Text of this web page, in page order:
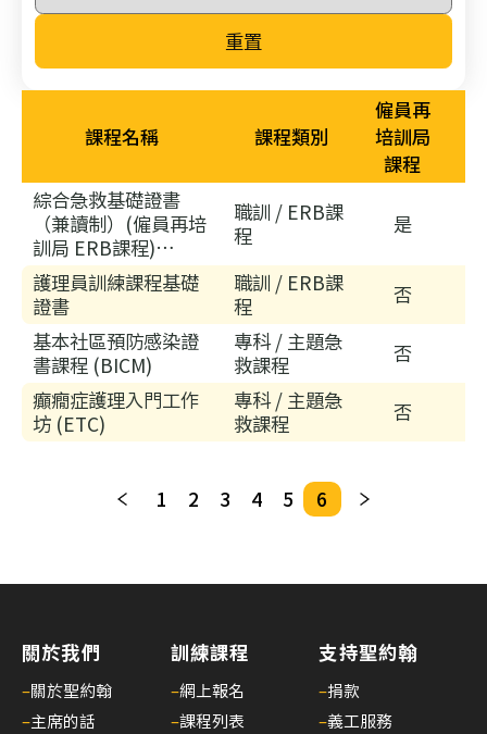
重置
課程名稱 課程類別
僱員再
培訓局
課程
綜合急救基礎證書
（兼讀制）(僱員再培
訓局 ERB課程)
(SA001HS)
職訓 / ERB課
程
是
護理員訓練課程基礎
證書
職訓 / ERB課
程
否
基本社區預防感染證
書課程 (BICM)
專科 / 主題急
救課程
否
癲癇症護理入門工作
坊 (ETC)
專科 / 主題急
救課程
否
1 2 3 4 5 6
關於我們
–關於聖約翰
–主席的話
訓練課程
–網上報名
–課程列表
支持聖約翰
–捐款
–義工服務
國
醫
香
約
救
機
理